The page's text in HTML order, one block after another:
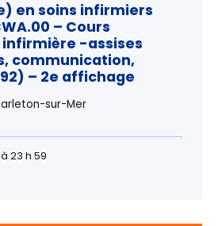
en soins infirmiers
– Cours
-assises
communication,
– 2e affichage
sur-Mer
23 h 59